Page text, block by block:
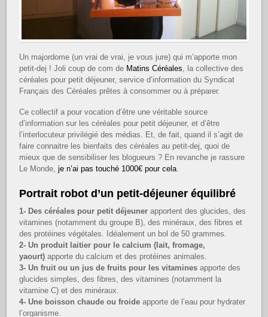
Un majordome (un vrai de vrai, je vous jure) qui m’apporte mon
petit-dej ! Joli coup de com de Matins Céréales, la collective des
céréales pour petit déjeuner, service d’information du Syndicat
Français des Céréales prêtes à consommer ou à préparer.
Ce collectif a pour vocation d’être une véritable source
d’information sur les céréales pour petit déjeuner, et d’être
l’interlocuteur privilégié des médias. Et, de fait, quand il s’agit de
faire connaitre les bienfaits des céréales au petit-dej, quoi de
mieux que de sensibiliser les blogueurs ? En revanche je rassure
Le Monde,je n’ai pas touché 1000€ pour cela
Portrait robot d’un petit-déjeuner équilibré
1- Des céréales pour petit déjeunerapportent des glucides, des
vitamines (notamment du groupe B), des minéraux, des fibres et
des protéines végétales. Idéalement un bol de 50 grammes.
2- Un produit laitier pour le calcium (lait, fromage,
yaourt)apporte du calcium et des protéines animales.
3- Un fruit ou un jus de fruits pour les vitaminesapporte des
glucides simples, des fibres, des vitamines (notamment la
vitamine C) et des minéraux.
4- Une boisson chaude ou froideapporte de l’eau pour hydrater
l’organisme.